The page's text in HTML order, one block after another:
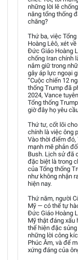
những lời lẽ
năng tổng thống
chăng?
Thứ ba, việc
Hoàng Lêô, xét
Đức Giáo Hoàng
chống Iran chính
nắm giữ trong
gây áp lực ngoại
“Cuộc chiến 12
thống Trump đã
2024, Vance
Tổng thống
giờ đây họ yêu
Thứ tư, cốt lõi
chính là việc ông
Vào thời điểm đó,
mạnh mẽ phản
Bush. Lịch sử đã
đặc biệt là trong
của Tổng thống
như không nhận
hiện nay.
Thứ năm, người
Mỹ — có thể tự
Đức Giáo Hoàng
Mỹ thật đáng xấu
thể hiện đặc
những lời công
Phúc Âm, và để
xứng đáng của